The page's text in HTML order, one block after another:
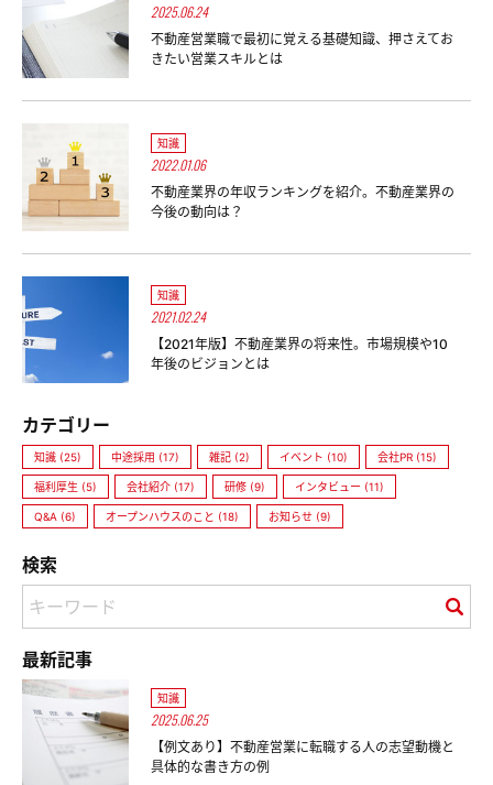
2025.06.24
不動産営業職で最初に覚える基礎知識、押さえてお
きたい営業スキルとは
知識
2022.01.06
不動産業界の年収ランキングを紹介。不動産業界の
今後の動向は？
知識
2021.02.24
【2021年版】不動産業界の将来性。市場規模や10
年後のビジョンとは
カテゴリー
知識 (25) 中途採用 (17) 雑記 (2) イベント (10) 会社PR (15)
福利厚生 (5) 会社紹介 (17) 研修 (9) インタビュー (11)
Q&A (6) オープンハウスのこと (18) お知らせ (9)
検索
最新記事
知識
2025.06.25
【例文あり】不動産営業に転職する人の志望動機と
具体的な書き方の例